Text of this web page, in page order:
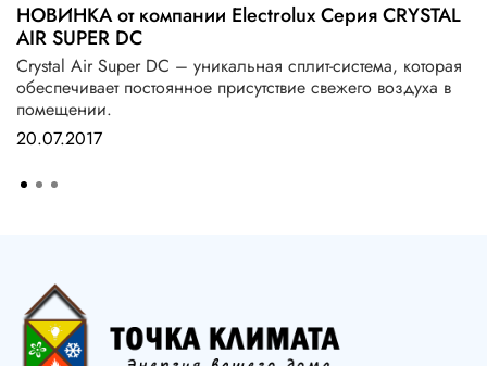
НОВИНКА от компании Electrolux Серия CRYSTAL
AIR SUPER DC
Crystal Air Super DC – уникальная сплит-система, которая
обеспечивает постоянное присутствие свежего воздуха в
помещении.
20.07.2017